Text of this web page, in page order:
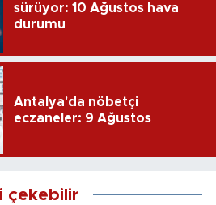
sürüyor: 10 Ağustos hava
durumu
Antalya'da nöbetçi
eczaneler: 9 Ağustos
çekebilir